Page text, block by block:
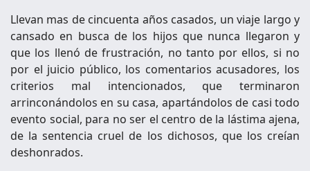
Llevan mas de cincuenta años casados, un viaje largo y
cansado en busca de los hijos que nunca llegaron y
que los llenó de frustración, no tanto por ellos, si no
por el juicio público, los comentarios acusadores, los
criterios mal intencionados, que terminaron
arrinconándolos en su casa, apartándolos de casi todo
evento social, para no ser el centro de la lástima ajena,
de la sentencia cruel de los dichosos, que los creían
deshonrados.